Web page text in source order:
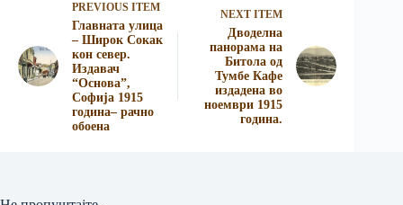
PREVIOUS ITEM
Главната улица
– Широк Сокак
кон север.
Издавач
“Основа”,
Софија 1915
година– рачно
обоена
NEXT ITEM
Дводелна
панорама на
Битола од
Тумбе Кафе
издадена во
ноември 1915
година.